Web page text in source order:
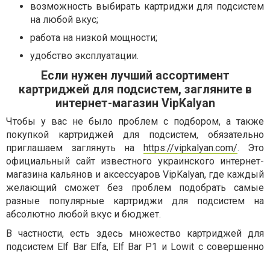
возможность выбирать картриджи для подсистем
на любой вкус;
работа на низкой мощности;
удобство эксплуатации.
Если нужен лучший ассортимент
картриджей для подсистем, загляните в
интернет-магазин VipKalyan
Чтобы у вас не было проблем с подбором, а также
покупкой картриджей для подсистем, обязательно
приглашаем заглянуть на https://vipkalyan.com/. Это
официальный сайт известного украинского интернет-
магазина кальянов и аксессуаров VipKalyan, где каждый
желающий сможет без проблем подобрать самые
разные популярные картриджи для подсистем на
абсолютно любой вкус и бюджет.
В частности, есть здесь множество картриджей для
подсистем Elf Bar Elfa, Elf Bar P1 и Lowit с совершенно